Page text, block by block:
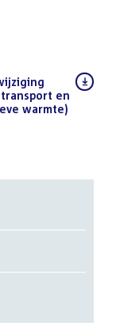
en
warmte)